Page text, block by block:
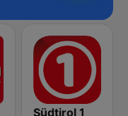
Südtirol 1